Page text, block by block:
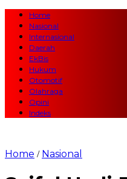
Home
Nasional
Internasional
Daerah
EkBis
Hukum
Otomotif
Olahraga
Opini
Indeks
Home / Nasional